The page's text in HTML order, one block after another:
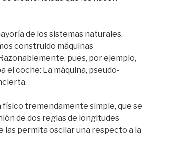
de los sistemas naturales,
construido máquinas
pues, por ejemplo,
el coche: La máquina, pseudo-
físico tremendamente simple, que se
de dos reglas de longitudes
las permita oscilar una respecto a la